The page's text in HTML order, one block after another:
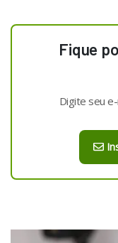
Fique
Digite seu